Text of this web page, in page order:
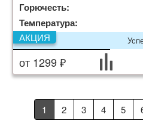
Горючесть:
Температура:
АКЦИЯ
от 1299 ₽
1 2 3 4 5